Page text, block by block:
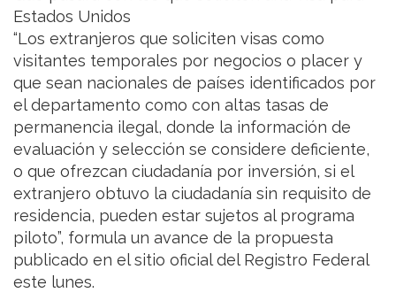
Estados Unidos
“Los extranjeros que soliciten visas como
visitantes temporales por negocios o placer y
que sean nacionales de países identificados por
el departamento como con altas tasas de
permanencia ilegal, donde la información de
evaluación y selección se considere deficiente,
o que ofrezcan ciudadanía por inversión, si el
extranjero obtuvo la ciudadanía sin requisito de
residencia, pueden estar sujetos al programa
piloto”, formula un avance de la propuesta
publicado en el sitio oficial del Registro Federal
este lunes.